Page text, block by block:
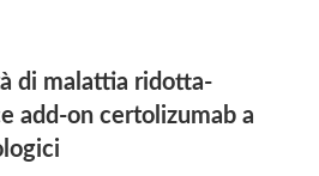
di malattia ridotta-
add-on certolizumab a